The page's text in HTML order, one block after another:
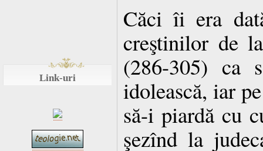
Link-uri
Căci îi era
creştinilor de
(286-305) ca
idolească, iar
să-i piardă cu
şezînd la